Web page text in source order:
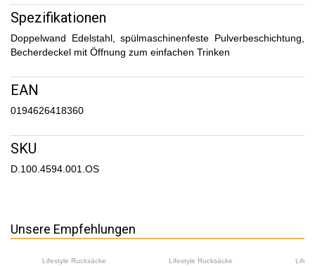
Spezifikationen
Doppelwand Edelstahl, spülmaschinenfeste Pulverbeschichtung,
Becherdeckel mit Öffnung zum einfachen Trinken
EAN
0194626418360
SKU
D.100.4594.001.OS
Unsere Empfehlungen
Lifestyle Rucksäcke Lifestyle Rucksäcke